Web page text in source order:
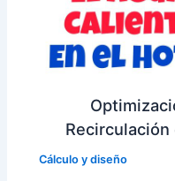
Recirculación
Cálculo y diseño